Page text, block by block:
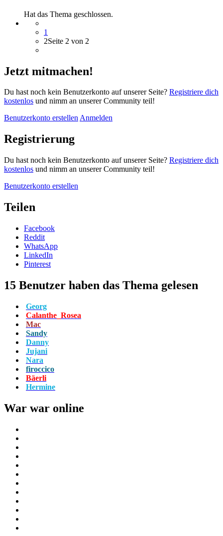
Hat das Thema geschlossen.
1
2Seite 2 von 2
Jetzt mitmachen!
Du hast noch kein Benutzerkonto auf unserer Seite? Registriere dich
kostenlos und nimm an unserer Community teil!
Benutzerkonto erstellenAnmelden
Registrierung
Du hast noch kein Benutzerkonto auf unserer Seite? Registriere dich
kostenlos und nimm an unserer Community teil!
Benutzerkonto erstellen
Teilen
Facebook
Reddit
WhatsApp
LinkedIn
Pinterest
15 Benutzer haben das Thema gelesen
Georg
Calanthe_Rosea
Mac
Sandy
Danny
Jujani
Nara
firoccico
Bäerli
Hermine
War war online